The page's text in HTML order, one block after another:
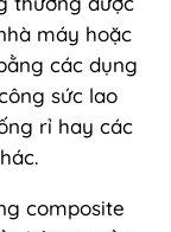
máy hoặc
các dụng
sức lao
rỉ hay các
composite